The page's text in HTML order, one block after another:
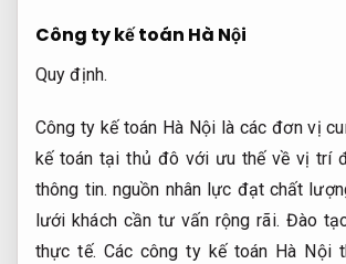
Công ty kế toán Hà Nội
Quy định.
Công ty kế toán Hà Nội là các đơn vị
kế toán tại thủ đô với ưu thế về vị trí
thông tin. nguồn nhân lực đạt chất
lưới khách cần tư vấn rộng rãi. Đào
thực tế. Các công ty kế toán Hà Nội